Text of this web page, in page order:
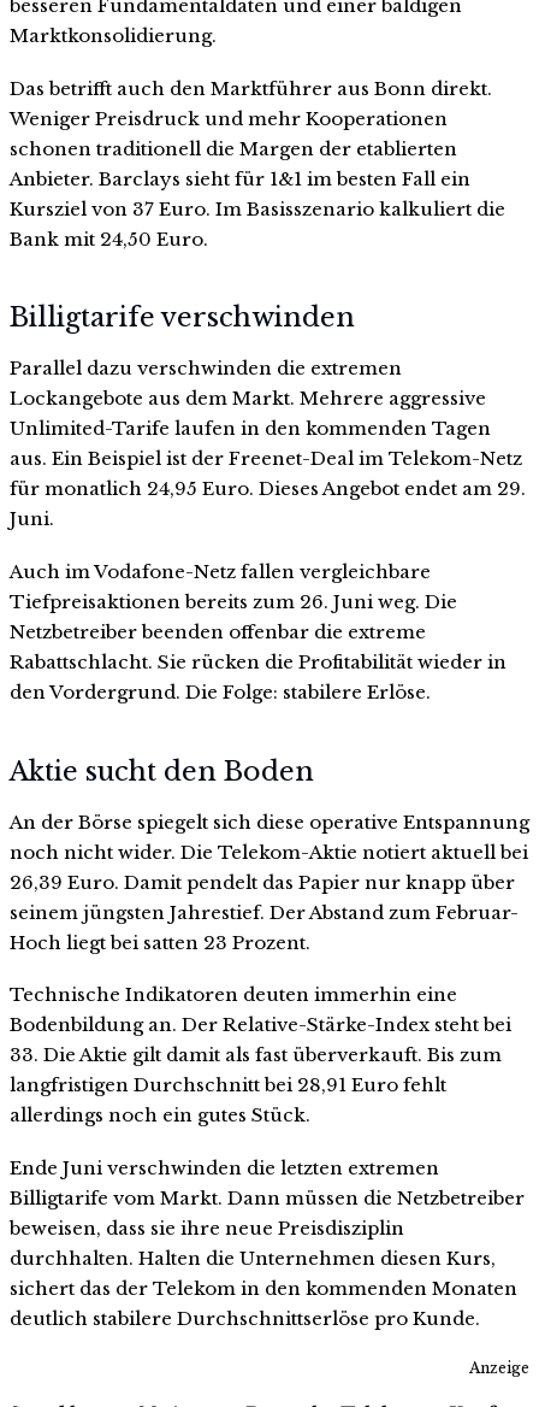
besseren Fundamentaldaten und einer baldigen
Marktkonsolidierung.
Das betrifft auch den Marktführer aus Bonn direkt.
Weniger Preisdruck und mehr Kooperationen
schonen traditionell die Margen der etablierten
Anbieter. Barclays sieht für 1&1 im besten Fall ein
Kursziel von 37 Euro. Im Basisszenario kalkuliert die
Bank mit 24,50 Euro.
Billigtarife verschwinden
Parallel dazu verschwinden die extremen
Lockangebote aus dem Markt. Mehrere aggressive
Unlimited-Tarife laufen in den kommenden Tagen
aus. Ein Beispiel ist der Freenet-Deal im Telekom-Netz
für monatlich 24,95 Euro. Dieses Angebot endet am 29.
Juni.
Auch im Vodafone-Netz fallen vergleichbare
Tiefpreisaktionen bereits zum 26. Juni weg. Die
Netzbetreiber beenden offenbar die extreme
Rabattschlacht. Sie rücken die Profitabilität wieder in
den Vordergrund. Die Folge: stabilere Erlöse.
Aktie sucht den Boden
An der Börse spiegelt sich diese operative Entspannung
noch nicht wider. Die Telekom-Aktie notiert aktuell bei
26,39 Euro. Damit pendelt das Papier nur knapp über
seinem jüngsten Jahrestief. Der Abstand zum Februar-
Hoch liegt bei satten 23 Prozent.
Technische Indikatoren deuten immerhin eine
Bodenbildung an. Der Relative-Stärke-Index steht bei
33. Die Aktie gilt damit als fast überverkauft. Bis zum
langfristigen Durchschnitt bei 28,91 Euro fehlt
allerdings noch ein gutes Stück.
Ende Juni verschwinden die letzten extremen
Billigtarife vom Markt. Dann müssen die Netzbetreiber
beweisen, dass sie ihre neue Preisdisziplin
durchhalten. Halten die Unternehmen diesen Kurs,
sichert das der Telekom in den kommenden Monaten
deutlich stabilere Durchschnittserlöse pro Kunde.
Anzeige